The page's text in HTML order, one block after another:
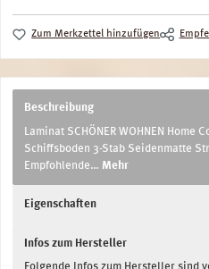
Zum Merkzettel hinzufügen
Beschreibung
Laminat SCHÖNER WOHNEN Home
Schiffsboden 3-Stab Seidenmatte
Empfohlende… Mehr
Eigenschaften
Infos zum Hersteller